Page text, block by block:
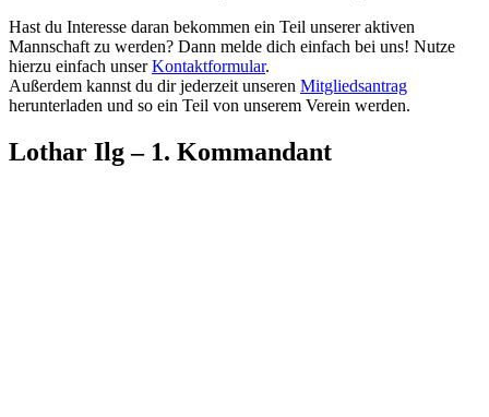
Hast du Interesse daran bekommen ein Teil unserer aktiven
Mannschaft zu werden? Dann melde dich einfach bei uns! Nutze
hierzu einfach unserKontaktformular.
Außerdem kannst du dir jederzeit unseren Mitgliedsantrag
herunterladen und so ein Teil von unserem Verein werden.
Lothar Ilg – 1. Kommandant